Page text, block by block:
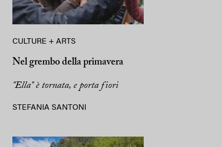
CULTURE + ARTS
Nel grembo della primavera
"Ella" è tornata, e porta fiori
STEFANIA SANTONI